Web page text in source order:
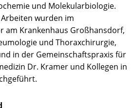
und Molekularbiologie.
wurden im
am Krankenhaus Großhansdorf,
und Thoraxchirurgie,
in der Gemeinschaftspraxis für
Dr. Kramer und Kollegen in